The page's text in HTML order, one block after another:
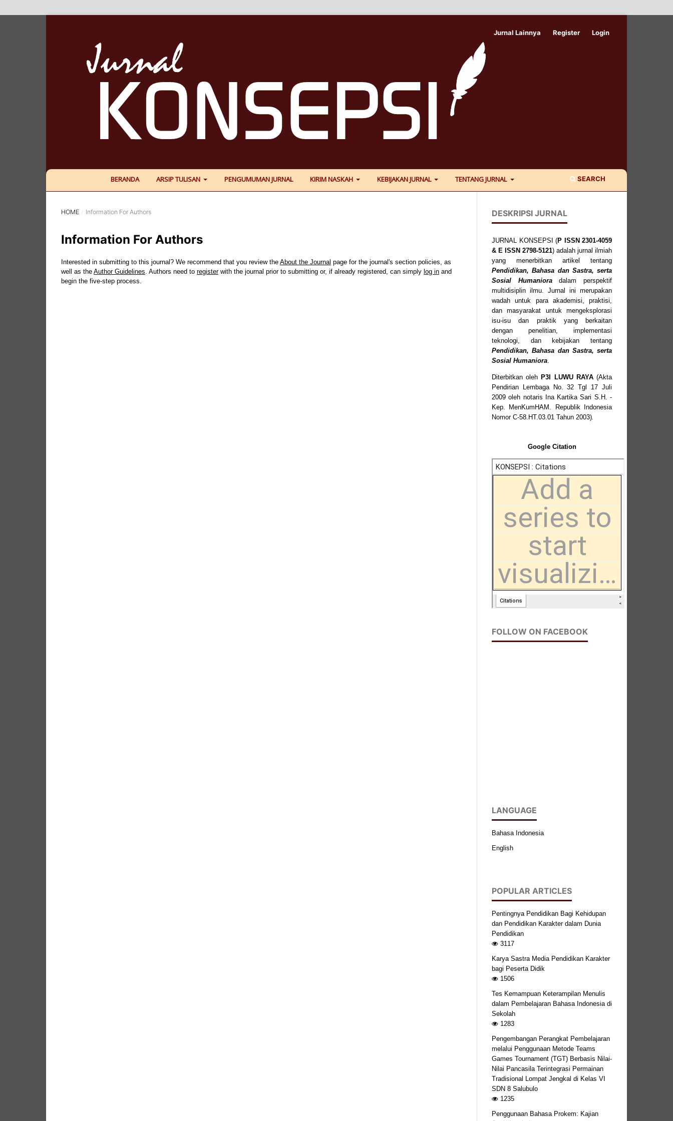
BERANDA ARSIP TULISAN PENGUMUMAN JURNAL KIRIM NASKAH KEBIJAKAN JURNAL TENTANG JURNAL SEARCH
Jurnal Lainnya Register Login
HOME / Information For Authors
Information For Authors
Interested in submitting to this journal? We recommend that you review the About the Journal page for the journal's section policies, as
well as the Author Guidelines . Authors need to registerwith the journal prior to submitting or, if already registered, can simply log in and
begin the five-step process.
DESKRIPSI JURNAL
JURNAL KONSEPSI (P ISSN 2301-4059
& E ISSN 2798-5121) adalah jurnal ilmiah
yang menerbitkan artikel tentang
Pendidikan, Bahasa dan Sastra, serta
Sosial Humanioradalam perspektif
multidisiplin ilmu. Jurnal ini merupakan
wadah untuk para akademisi, praktisi,
dan masyarakat untuk mengeksplorasi
isu-isu dan praktik yang berkaitan
dengan penelitian, implementasi
teknologi, dan kebijakan tentang
Pendidikan, Bahasa dan Sastra, serta
Sosial Humaniora
Diterbitkan oleh P3I LUWU RAYA(Akta
Pendirian Lembaga No. 32 Tgl 17 Juli
2009 oleh notaris Ina Kartika Sari S.H. -
Kep. MenKumHAM. Republik Indonesia
Nomor C-58.HT.03.01 Tahun 2003)
Google Citation
FOLLOW ON FACEBOOK
LANGUAGE
Bahasa Indonesia
English
POPULAR ARTICLES
Pentingnya Pendidikan Bagi Kehidupan
dan Pendidikan Karakter dalam Dunia
Pendidikan
3117
Karya Sastra Media Pendidikan Karakter
bagi Peserta Didik
1506
Tes Kemampuan Keterampilan Menulis
dalam Pembelajaran Bahasa Indonesia di
Sekolah
1283
Pengembangan Perangkat Pembelajaran
melalui Penggunaan Metode Teams
Games Tournament (TGT) Berbasis Nilai-
Nilai Pancasila Terintegrasi Permainan
Tradisional Lompat Jengkal di Kelas VI
SDN 8 Salubulo
1235
Penggunaan Bahasa Prokem: Kajian